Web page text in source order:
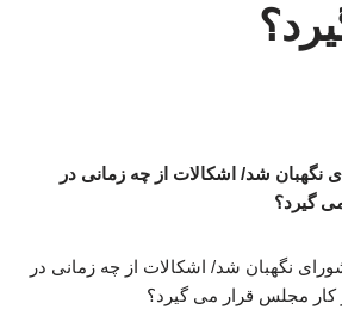
شورای نگهبان شد/ اشکالات از چه زمانی در
گیرد؟